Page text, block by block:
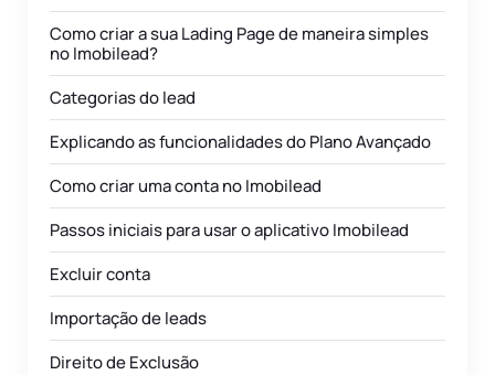
Como criar a sua Lading Page de maneira simples
no Imobilead?
Categorias do lead
Explicando as funcionalidades do Plano Avançado
Como criar uma conta no Imobilead
Passos iniciais para usar o aplicativo Imobilead
Excluir conta
Importação de leads
Direito de Exclusão